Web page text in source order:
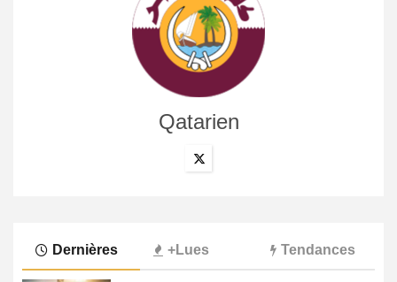
Qatarien
Dernières +Lues Tendances